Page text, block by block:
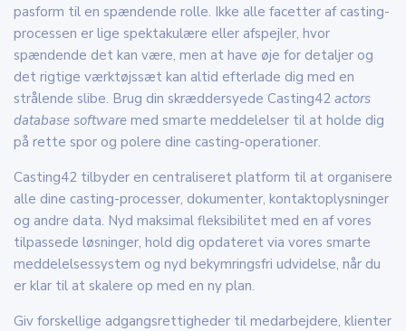
pasform til en spændende rolle. Ikke alle facetter af casting-
processen er lige spektakulære eller afspejler, hvor
spændende det kan være, men at have øje for detaljer og
det rigtige værktøjssæt kan altid efterlade dig med en
strålende slibe. Brug din skræddersyede Casting42 actors
database software med smarte meddelelser til at holde dig
på rette spor og polere dine casting-operationer.
Casting42 tilbyder en centraliseret platform til at organisere
alle dine casting-processer, dokumenter, kontaktoplysninger
og andre data. Nyd maksimal fleksibilitet med en af vores
tilpassede løsninger, hold dig opdateret via vores smarte
meddelelsessystem og nyd bekymringsfri udvidelse, når du
er klar til at skalere op med en ny plan.
Giv forskellige adgangsrettigheder til medarbejdere, klienter